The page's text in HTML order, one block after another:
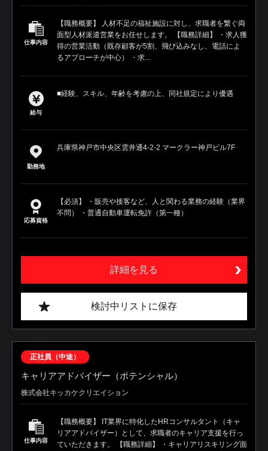
仕事内容
【職務概要】 人材不足の福祉施設に対し、求職者を繋ぐ両
面型人材派遣営業をお任せします。 【職務詳細】 ・求人獲
得の営業活動（既存顧客が5割、飛び込みなし、電話によ
るアプローチが中心） ・求...
給与
■経験、スキル、年齢を考慮の上、同社規定により優遇
勤務地
兵庫県神戸市中央区雲井通4-2-2 マークラー神戸ビル7F
応募資格
【必須】 ・販売や接客など、人と関わる業務の経験（業界
不問） ・普通自動車運転免許（第一種）
詳細を見る
検討中リストに保存
正社員（中途）
キャリアアドバイザー（ポテンシャル）
株式会社キッカケクリエイション
仕事内容
【職務概要】 IT業界に特化したHRコンサルタント（キャ
リアアドバイザー）として、求職者のキャリア支援を行っ
ていただきます。 【職務詳細】 ・キャリアリスキリング面